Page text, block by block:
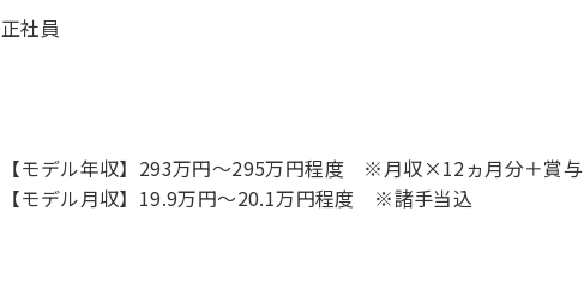
正社員
【モデル年収】293万円〜295万円程度 ※月収×12ヵ月分＋賞与
【モデル月収】19.9万円〜20.1万円程度 ※諸手当込